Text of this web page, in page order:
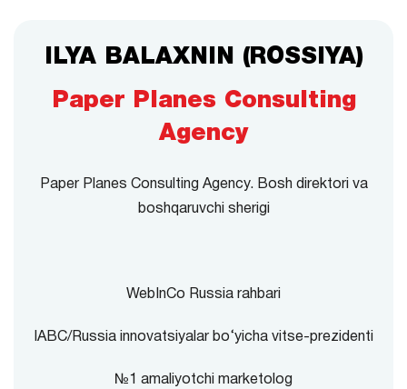
ILYA BALAXNIN (ROSSIYA)
Paper Planes Consulting
Agency
Paper Planes Consulting Agency. Bosh direktori va
boshqaruvchi sherigi
WebInCo Russia rahbari
IABC/Russia innovatsiyalar bo‘yicha vitse-prezidenti
№1 amaliyotchi marketolog